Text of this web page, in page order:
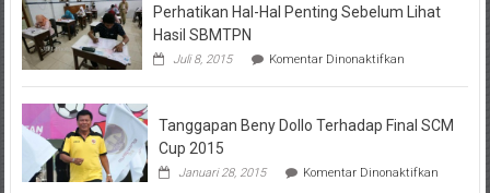
Perhatikan Hal-Hal Penting Sebelum Lihat
Hasil SBMTPN
Juli 8, 2015 Komentar Dinonaktifkanpada
Hal-
Penting
Hasil
Tanggapan Beny Dollo Terhadap Final SCM
Cup 2015
Januari 28, 2015 Komentar Dinonaktifkanpada